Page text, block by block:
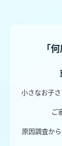
「
小さなお子
ご
原因調査か